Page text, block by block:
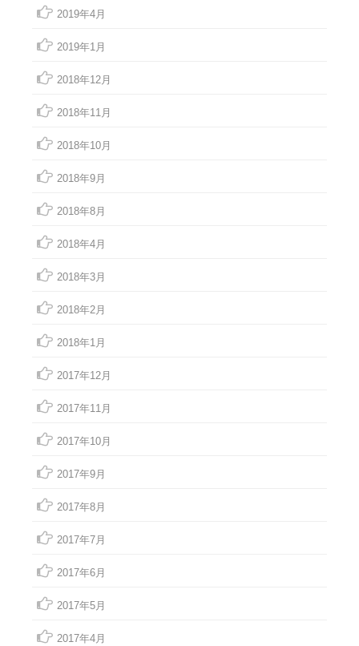
2019年4月
2019年1月
2018年12月
2018年11月
2018年10月
2018年9月
2018年8月
2018年4月
2018年3月
2018年2月
2018年1月
2017年12月
2017年11月
2017年10月
2017年9月
2017年8月
2017年7月
2017年6月
2017年5月
2017年4月